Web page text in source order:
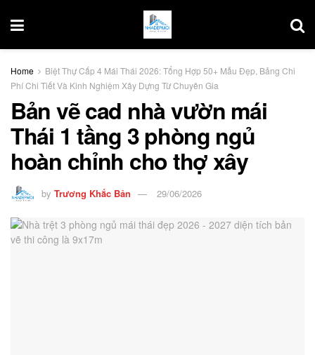
Home
Biệt Thự Cấp 4 Mái Thái 2026: Tổng Hợp 50+ Mẫu Đẹp, Bảng Chi
Phí Chi Tiết Và Kinh Nghiệm Xây Dựng Từ Chuyên Gia
Bản vẽ cad nhà vườn mái
Thái 1 tầng 3 phòng ngủ
hoàn chỉnh cho thợ xây
by Trương Khắc Bản 29/06/2026